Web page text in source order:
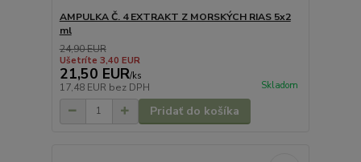
AMPULKA Č. 4 EXTRAKT Z MORSKÝCH RIAS 5x2
ml
24,90 EUR
Ušetríte 3,40 EUR
21,50 EUR/ks
17,48 EUR bez DPH Skladom
Pridať do košíka